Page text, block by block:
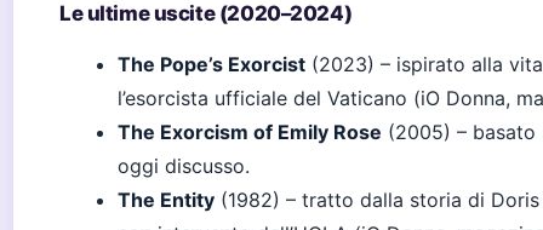
Le ultime uscite (2020–2024)
The Pope’s Exorcist (2023) – ispirato alla
l’esorcista ufficiale del Vaticano (iO Donna,
The Exorcism of Emily Rose (2005) – basato
oggi discusso.
The Entity (1982) – tratto dalla storia di